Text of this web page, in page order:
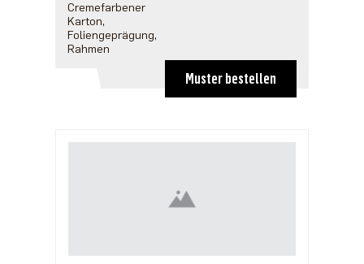
Cremefarbener
Karton,
Foliengeprägung,
Rahmen
Muster bestellen